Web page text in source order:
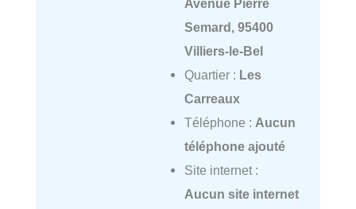
Avenue Pierre
Semard, 95400
Villiers-le-Bel
Quartier : Les
Carreaux
Téléphone : Aucun
téléphone ajouté
Site internet :
Aucun site internet